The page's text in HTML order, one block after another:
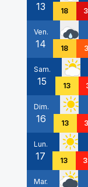
13 18
Ven.
14 18
Sam.
15 13
Dim.
16 13
Lun.
17 13
Mar.